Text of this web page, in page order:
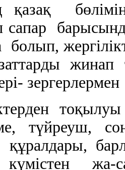
қазақ
сапар
болып,
жинап
түйреуш,
құралдары,
жа-